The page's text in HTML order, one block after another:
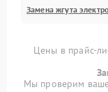
Замена жгута
Цены в прайс-
Мы проверим